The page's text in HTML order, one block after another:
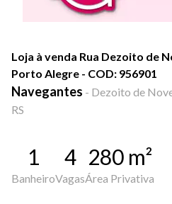
Loja à venda Rua Dezoito de
Porto Alegre - COD: 956901
Navegantes - Dezoito de
RS
1
Banheiro
4
Vagas
280 m²
Área Privativa